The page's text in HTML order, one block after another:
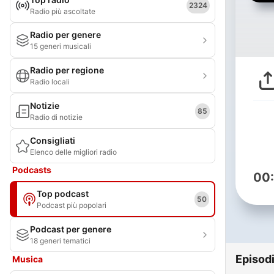
Radio più ascoltate
2324
Radio per genere
15 generi musicali
Radio per regione
Radio locali
Notizie
Radio di notizie
85
Consigliati
Elenco delle migliori radio
Podcasts
Top podcast
Podcast più popolari
50
Podcast per genere
18 generi tematici
Musica Episodi